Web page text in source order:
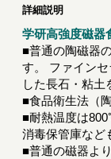
詳細説明
学研高強度磁器
■普通の陶磁器
す。 ファイン
した長石・粘土
■食品衛生法（
■耐熱温度は
消毒保管庫など
■普通の磁器よ